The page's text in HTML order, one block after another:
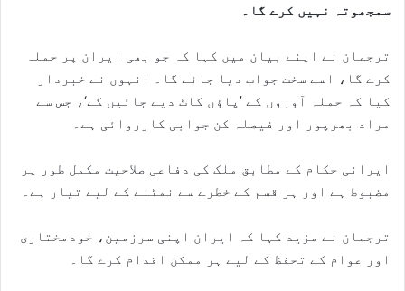
سمجھوتہ نہیں کرے گا۔
ترجمان نے اپنے بیان میں کہا کہ جو بھی ایران پر حملہ
کرے گا، اسے سخت جواب دیا جائے گا۔ انہوں نے خبردار
کیا کہ حملہ آوروں کے ’پاؤں کاٹ دیے جائیں گے‘، جس سے
مراد بھرپور اور فیصلہ کن جوابی کارروائی ہے۔
ایرانی حکام کے مطابق ملک کی دفاعی صلاحیت مکمل طور پر
مضبوط ہے اور ہر قسم کے خطرے سے نمٹنے کے لیے تیار ہے۔
ترجمان نے مزید کہا کہ ایران اپنی سرزمین، خودمختاری
اور عوام کے تحفظ کے لیے ہر ممکن اقدام کرے گا۔